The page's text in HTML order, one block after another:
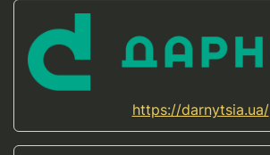
https://darnytsia.ua/